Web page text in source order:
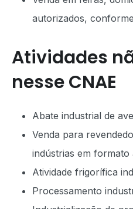
autorizados,
Atividades
nesse CNAE
Abate industrial de
Venda para
indústrias em formato
Atividade frigorífica
Processamento